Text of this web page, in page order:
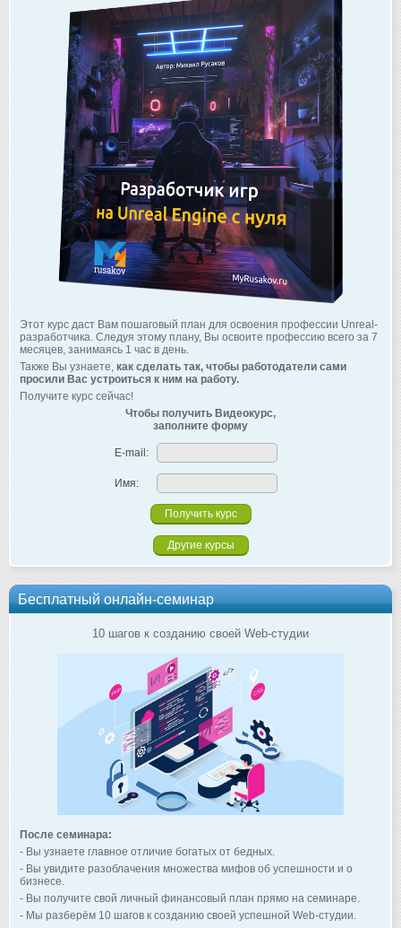
Этот курс даст Вам пошаговый план для освоения профессии Unreal-
разработчика. Следуя этому плану, Вы освоите профессию всего за 7
месяцев, занимаясь 1 час в день.
Также Вы узнаете, как сделать так, чтобы работодатели сами
просили Вас устроиться к ним на работу.
Получите курс сейчас!
Чтобы получить Видеокурс,
заполните форму
E-mail:
Имя:
Другие курсы
Бесплатный онлайн-семинар
10 шагов к созданию своей Web-студии
После семинара:
- Вы узнаете главное отличие богатых от бедных.
- Вы увидите разоблачения множества мифов об успешности и о
бизнесе.
- Вы получите свой личный финансовый план прямо на семинаре.
- Мы разберём 10 шагов к созданию своей успешной Web-студии.